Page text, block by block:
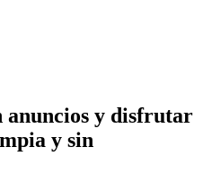
anuncios y disfrutar
y sin